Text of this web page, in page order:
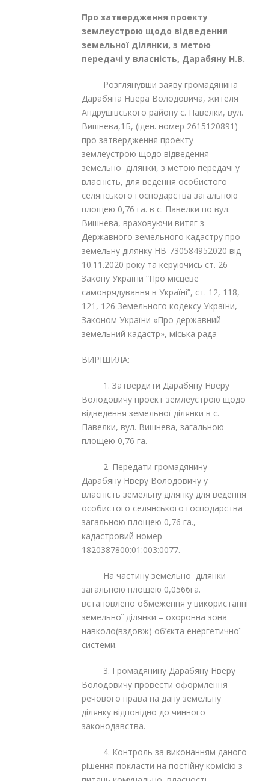
Про затвердження проекту
землеустрою щодо відведення
земельної ділянки, з метою
передачі у власність, Дарабяну Н.В.
Розглянувши заяву громадянина
Дарабяна Нвера Володовича, жителя
Андрушівського району с. Павелки, вул.
Вишнева,1Б, (іден. номер 2615120891)
про затвердження проекту
землеустрою щодо відведення
земельної ділянки, з метою передачі у
власність, для ведення особистого
селянського господарства загальною
площею 0,76 га. в с. Павелки по вул.
Вишнева, враховуючи витяг з
Державного земельного кадастру про
земельну ділянку НВ-730584952020 від
10.11.2020 року та керуючись ст. 26
Закону України “Про місцеве
самоврядування в Україні”, ст. 12, 118,
121, 126 Земельного кодексу України,
Законом України «Про державний
земельний кадастр», міська рада
ВИРІШИЛА:
1. Затвердити Дарабяну Нверу
Володовичу проект землеустрою щодо
відведення земельної ділянки в с.
Павелки, вул. Вишнева, загальною
площею 0,76 га.
2. Передати громадянину
Дарабяну Нверу Володовичу у
власність земельну ділянку для ведення
особистого селянського господарства
загальною площею 0,76 га.,
кадастровий номер
1820387800:01:003:0077.
На частину земельної ділянки
загальною площею 0,0566га.
встановлено обмеження у використанні
земельної ділянки – охоронна зона
навколо(вздовж) об’єкта енергетичної
системи.
3. Громадянину Дарабяну Нверу
Володовичу провести оформлення
речового права на дану земельну
ділянку відповідно до чинного
законодавства.
4. Контроль за виконанням даного
рішення покласти на постійну комісію з